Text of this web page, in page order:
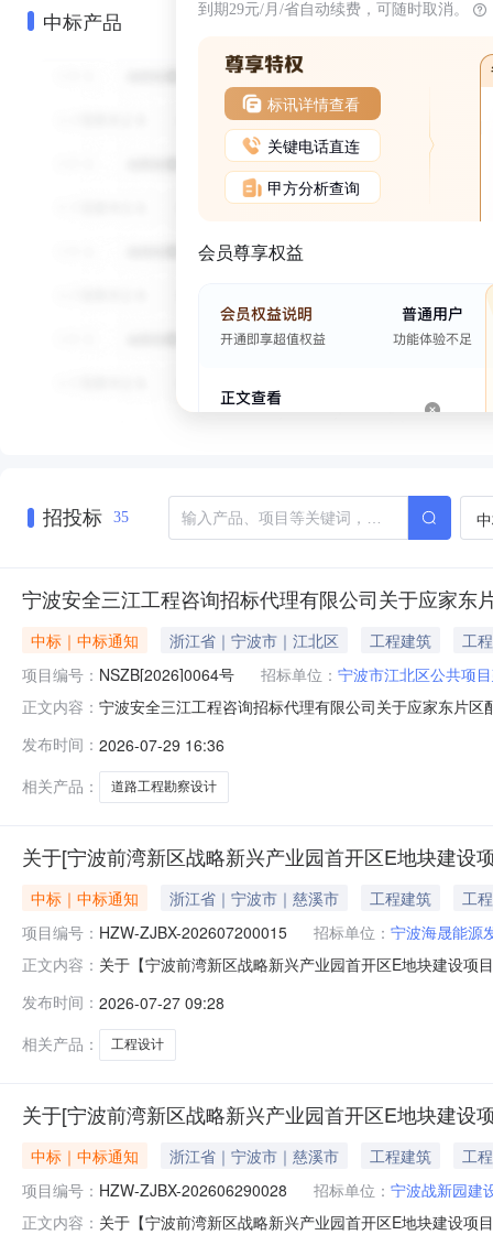
中标产品 到期29元/月/省自动续费，可随时取消。
标讯详情查看
关键电话直连
甲方分析查询
会员尊享权益
招投标 35
宁波安全三江工程咨询招标代理有限公司关于应家
中标｜中标通知 浙江省｜宁波市｜江北区 工程建筑
工程
项目编号： NSZB[2026]0064号 招标单位： 宁波市江北区公共项
正文内容： 宁波安全三江工程咨询招标代理有限公司关于应家东片
商：宁波阳之源设计工程有限公司投标联合体：宁波阳
废
发布时间： 2026-07-29 16:36
相关产品：
道路工程勘察设计
关于[宁波前湾新区战略新兴产业园首开区E地块建
中标｜中标通知 浙江省｜宁波市｜慈溪市 工程建筑
工程
项目编号： HZW-ZJBX-202607200015 招标单位： 宁波海晟能源
正文内容： 关于【宁波前湾新区战略新兴产业园首开区E地块建设
点：前湾新区项目总预算：517.12万元采购项目名称：
时间
发布时间： 2026-07-27 09:28
相关产品：
工程设计
关于[宁波前湾新区战略新兴产业园首开区E地块建设
中标｜中标通知 浙江省｜宁波市｜慈溪市 工程建筑
工程
项目编号： HZW-ZJBX-202606290028 招标单位： 宁波战新园建
正文内容： 关于【宁波前湾新区战略新兴产业园首开区E地块建设